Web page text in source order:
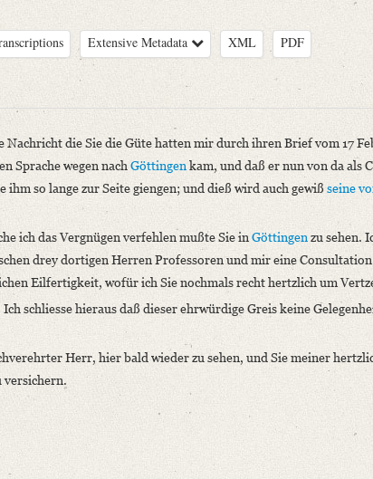
Extensive Metadata XML PDF
für die Nachricht die Sie die Güte hatten mir durch ihren [...]“
die Sie die Güte hatten mir durch ihren Brief vom 17
Sprache wegen nach Göttingenkam, und daß er nun von da als
so lange zur Seite giengen; und dieß wird auch gewißseine
ich das Vergnügen verfehlen mußte Sie in Göttingenzu sehen.
drey dortigen Herren Professoren und mir eine Consultation
Eilfertigkeit, wofür ich Sie nochmals recht hertzlich um
schliesse hieraus daß dieser ehrwürdige Greis keine
Herr, hier bald wieder zu sehen, und Sie meiner
versichern.